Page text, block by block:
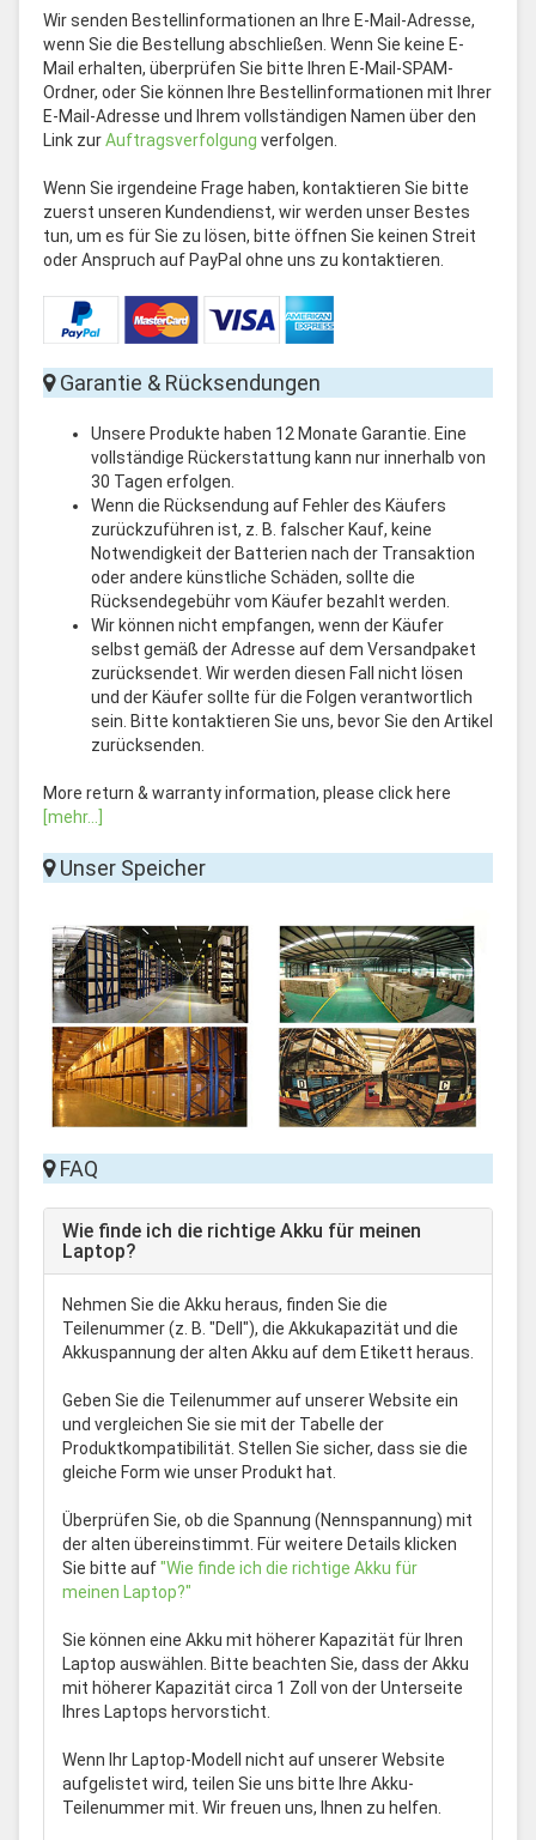
Wir senden Bestellinformationen an Ihre E-Mail-Adresse,
wenn Sie die Bestellung abschließen. Wenn Sie keine E-
Mail erhalten, überprüfen Sie bitte Ihren E-Mail-SPAM-
Ordner, oder Sie können Ihre Bestellinformationen mit Ihrer
E-Mail-Adresse und Ihrem vollständigen Namen über den
Link zurAuftragsverfolgung verfolgen.
Wenn Sie irgendeine Frage haben, kontaktieren Sie bitte
zuerst unseren Kundendienst, wir werden unser Bestes
tun, um es für Sie zu lösen, bitte öffnen Sie keinen Streit
oder Anspruch auf PayPal ohne uns zu kontaktieren.
Garantie & Rücksendungen
Unsere Produkte haben 12 Monate Garantie. Eine
vollständige Rückerstattung kann nur innerhalb von
30 Tagen erfolgen.
Wenn die Rücksendung auf Fehler des Käufers
zurückzuführen ist, z. B. falscher Kauf, keine
Notwendigkeit der Batterien nach der Transaktion
oder andere künstliche Schäden, sollte die
Rücksendegebühr vom Käufer bezahlt werden.
Wir können nicht empfangen, wenn der Käufer
selbst gemäß der Adresse auf dem Versandpaket
zurücksendet. Wir werden diesen Fall nicht lösen
und der Käufer sollte für die Folgen verantwortlich
sein. Bitte kontaktieren Sie uns, bevor Sie den Artikel
zurücksenden.
More return & warranty information, please click here
[mehr...]
Unser Speicher
FAQ
Wie finde ich die richtige Akku für meinen
Laptop?
Nehmen Sie die Akku heraus, finden Sie die
Teilenummer (z. B. "Dell"), die Akkukapazität und die
Akkuspannung der alten Akku auf dem Etikett heraus.
Geben Sie die Teilenummer auf unserer Website ein
und vergleichen Sie sie mit der Tabelle der
Produktkompatibilität. Stellen Sie sicher, dass sie die
gleiche Form wie unser Produkt hat.
Überprüfen Sie, ob die Spannung (Nennspannung) mit
der alten übereinstimmt. Für weitere Details klicken
Sie bitte auf"Wie finde ich die richtige Akku für
meinen Laptop?"
Sie können eine Akku mit höherer Kapazität für Ihren
Laptop auswählen. Bitte beachten Sie, dass der Akku
mit höherer Kapazität circa 1 Zoll von der Unterseite
Ihres Laptops hervorsticht.
Wenn Ihr Laptop-Modell nicht auf unserer Website
aufgelistet wird, teilen Sie uns bitte Ihre Akku-
Teilenummer mit. Wir freuen uns, Ihnen zu helfen.